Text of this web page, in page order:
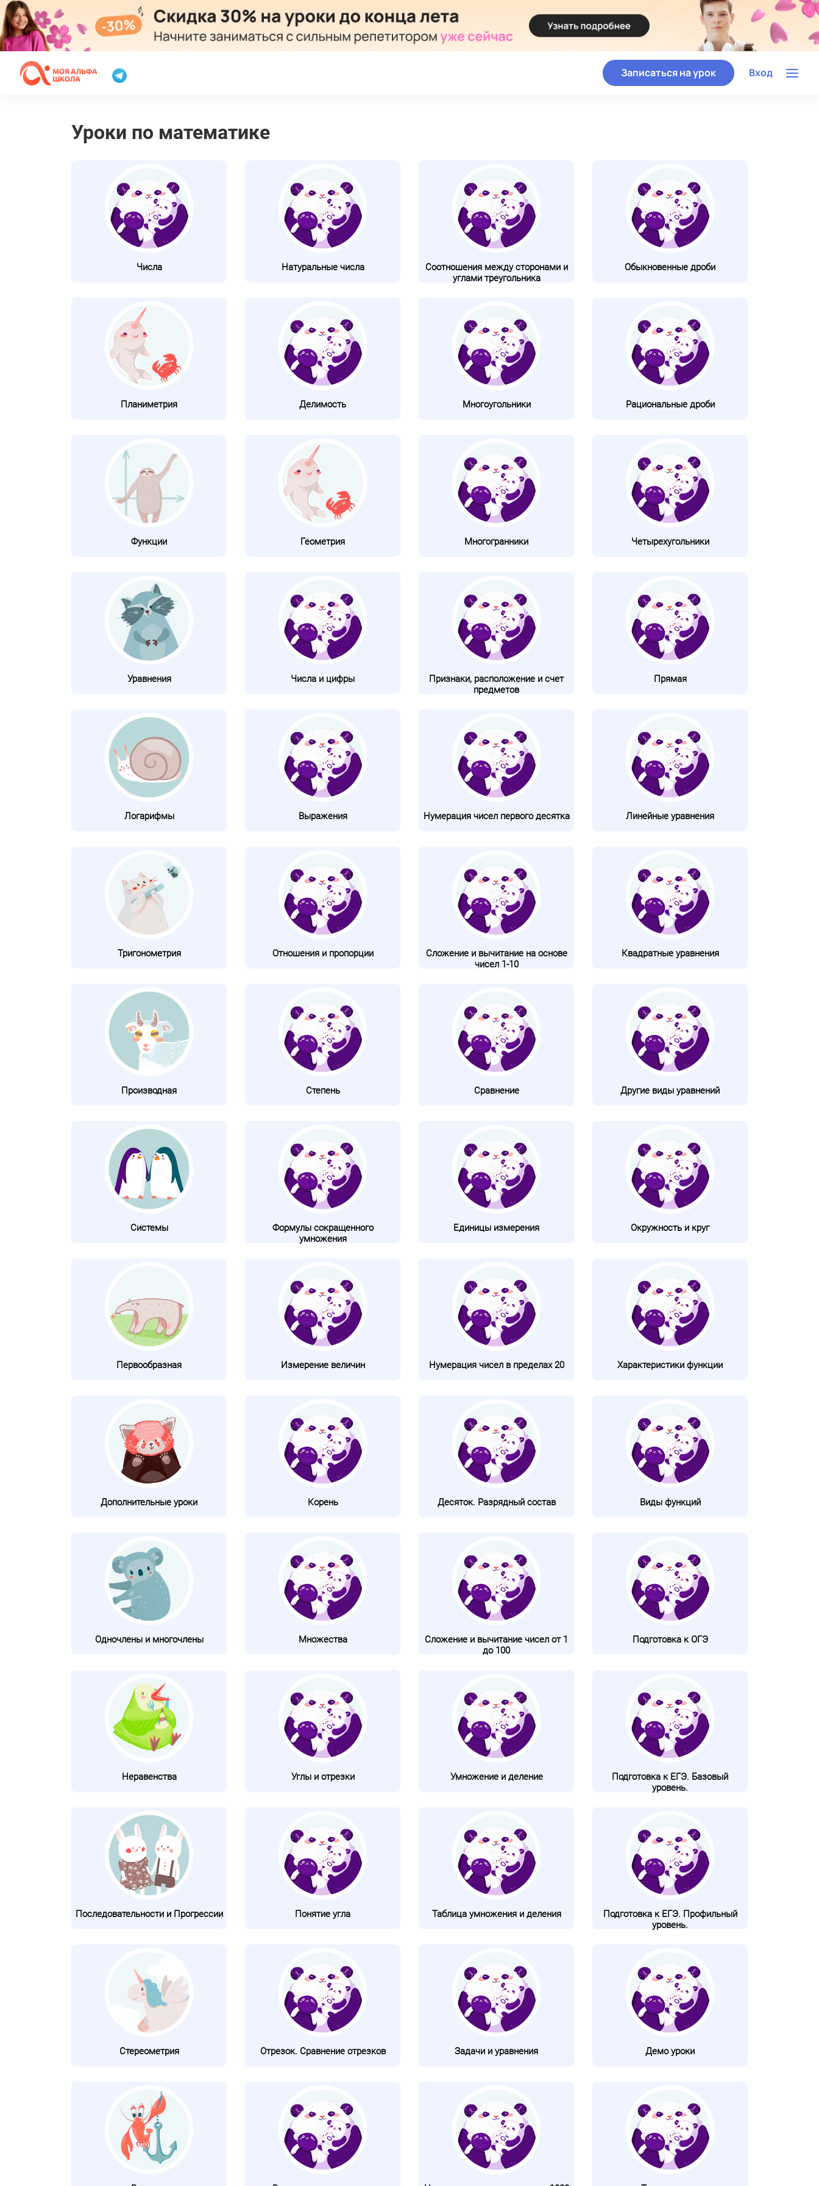
Вход
Записаться на урок
Уроки по математике
Числа
Планиметрия
Функции
Уравнения
Логарифмы
Тригонометрия
Производная
Системы
Первообразная
Дополнительные уроки
Одночлены и многочлены
Неравенства
Последовательности и Прогрессии
Стереометрия
Натуральные числа
Делимость
Геометрия
Числа и цифры
Выражения
Отношения и пропорции
Степень
Формулы сокращенного
умножения
Измерение величин
Корень
Множества
Углы и отрезки
Понятие угла
Отрезок. Сравнение отрезков
Соотношения между сторонами и
углами треугольника
Многоугольники
Многогранники
Признаки, расположение и счет
предметов
Нумерация чисел первого десятка
Сложение и вычитание на основе
чисел 1-10
Сравнение
Единицы измерения
Нумерация чисел в пределах 20
Десяток. Разрядный состав
Сложение и вычитание чисел от 1
до 100
Умножение и деление
Таблица умножения и деления
Задачи и уравнения
Обыкновенные дроби
Рациональные дроби
Четырехугольники
Прямая
Линейные уравнения
Квадратные уравнения
Другие виды уравнений
Окружность и круг
Характеристики функции
Виды функций
Подготовка к ОГЭ
Подготовка к ЕГЭ. Базовый
уровень.
Подготовка к ЕГЭ. Профильный
уровень.
Демо уроки